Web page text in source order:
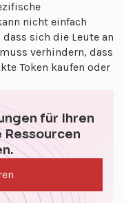
nicht einfach
sich die Leute an
verhindern, dass
Token kaufen oder
für Ihren
Ressourcen